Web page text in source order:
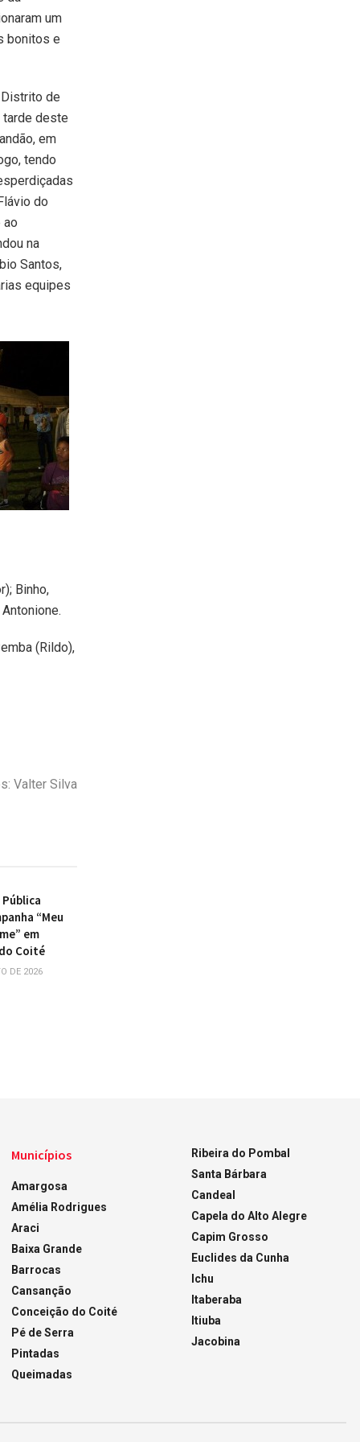
um
bonitos e
de
tarde deste
em
tendo
do
ao
na
Santos,
equipes
Binho,
(Rildo),
Valter Silva
“Meu
em
Coité
DE 2026
Municípios
Amargosa
Amélia Rodrigues
Araci
Baixa Grande
Barrocas
Cansanção
Conceição do Coité
Pé de Serra
Pintadas
Queimadas
Ribeira do Pombal
Santa Bárbara
Candeal
Capela do Alto Alegre
Capim Grosso
Euclides da Cunha
Ichu
Itaberaba
Itiuba
Jacobina